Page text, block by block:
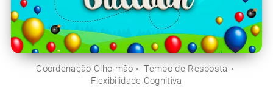
Coordenação Olho-mão
Tempo de Resposta
Flexibilidade Cognitiva